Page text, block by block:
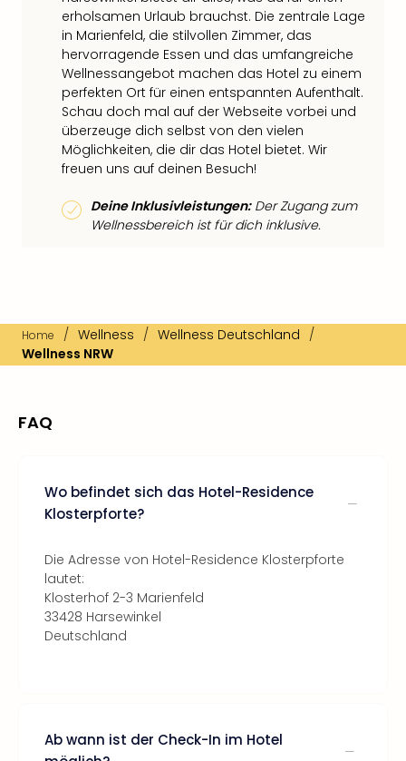
erholsamen Urlaub brauchst. Die zentrale Lage
in Marienfeld, die stilvollen Zimmer, das
hervorragende Essen und das umfangreiche
Wellnessangebot machen das Hotel zu einem
perfekten Ort für einen entspannten Aufenthalt.
Schau doch mal auf der Webseite vorbei und
überzeuge dich selbst von den vielen
Möglichkeiten, die dir das Hotel bietet. Wir
freuen uns auf deinen Besuch!
Deine Inklusivleistungen:Der Zugang zum
Wellnessbereich ist für dich inklusive.
Home / Wellness / Wellness Deutschland /
Wellness NRW
FAQ
Wo befindet sich das Hotel-Residence
Klosterpforte?
Die Adresse von Hotel-Residence Klosterpforte
lautet:
Klosterhof 2-3 Marienfeld
33428 Harsewinkel
Deutschland
Ab wann ist der Check-In im Hotel